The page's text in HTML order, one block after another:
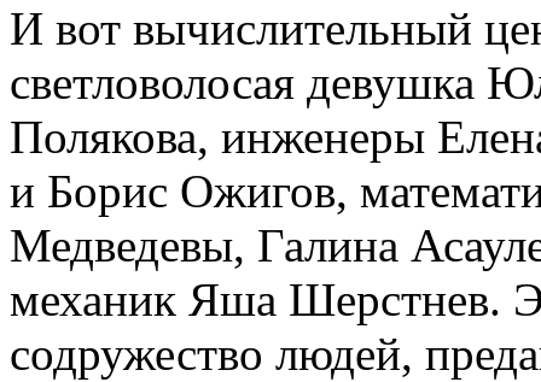
И вот вычислительный
светловолосая девушка
Полякова, инженеры
и Борис Ожигов,
Медведевы, Галина
механик Яша Шерстнев.
содружество людей,